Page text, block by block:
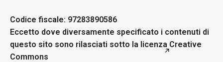
Codice fiscale: 97283890586
Eccetto dove diversamente specificato i contenuti di
questo sito sono rilasciati sotto la licenza Creative
Commons